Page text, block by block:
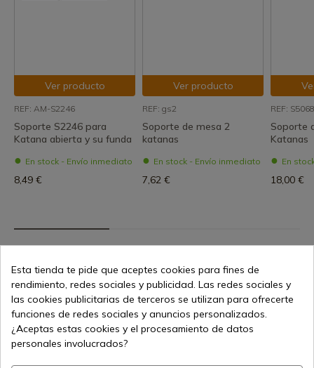
Ver producto
REF: AM-S2246
Soporte S2246 para
Katana abierta y su funda
En stock - Envío inmediato
8,49 €
Ver producto
REF: gs2
Soporte de mesa 2
katanas
En stock - Envío inmediato
7,62 €
REF:
Soporte
Katanas
En
18,00 €
Esta tienda te pide que aceptes cookies para fines de
rendimiento, redes sociales y publicidad. Las redes sociales y
las cookies publicitarias de terceros se utilizan para ofrecerte
funciones de redes sociales y anuncios personalizados.
¿Aceptas estas cookies y el procesamiento de datos
personales involucrados?